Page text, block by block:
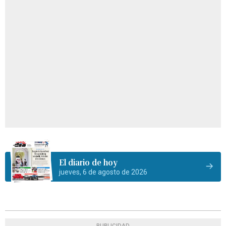
El diario de hoy
jueves, 6 de agosto de 2026